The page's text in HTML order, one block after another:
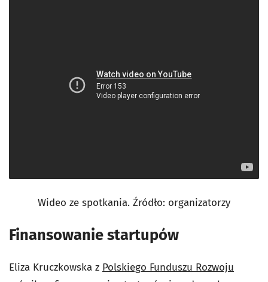
Wideo ze spotkania. Źródło: organizatorzy
Finansowanie startupów
Eliza Kruczkowska z Polskiego Funduszu Rozwoju